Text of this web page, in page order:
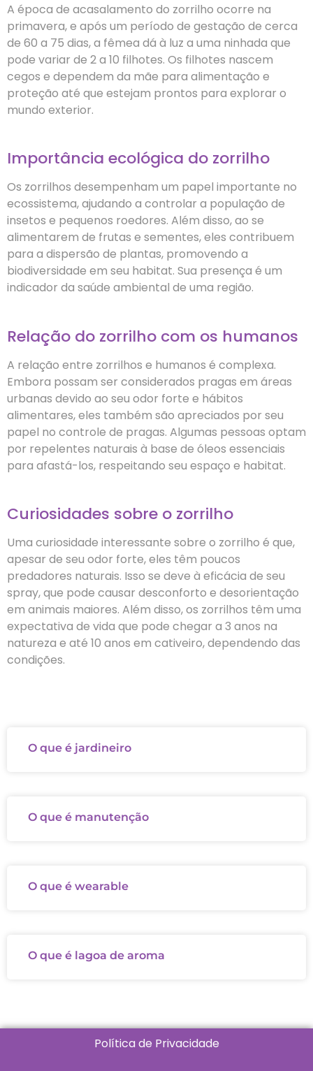
A época de acasalamento do zorrilho ocorre na
primavera, e após um período de gestação de cerca
de 60 a 75 dias, a fêmea dá à luz a uma ninhada que
pode variar de 2 a 10 filhotes. Os filhotes nascem
cegos e dependem da mãe para alimentação e
proteção até que estejam prontos para explorar o
mundo exterior.
Importância ecológica do zorrilho
Os zorrilhos desempenham um papel importante no
ecossistema, ajudando a controlar a população de
insetos e pequenos roedores. Além disso, ao se
alimentarem de frutas e sementes, eles contribuem
para a dispersão de plantas, promovendo a
biodiversidade em seu habitat. Sua presença é um
indicador da saúde ambiental de uma região.
Relação do zorrilho com os humanos
A relação entre zorrilhos e humanos é complexa.
Embora possam ser considerados pragas em áreas
urbanas devido ao seu odor forte e hábitos
alimentares, eles também são apreciados por seu
papel no controle de pragas. Algumas pessoas optam
por repelentes naturais à base de óleos essenciais
para afastá-los, respeitando seu espaço e habitat.
Curiosidades sobre o zorrilho
Uma curiosidade interessante sobre o zorrilho é que,
apesar de seu odor forte, eles têm poucos
predadores naturais. Isso se deve à eficácia de seu
spray, que pode causar desconforto e desorientação
em animais maiores. Além disso, os zorrilhos têm uma
expectativa de vida que pode chegar a 3 anos na
natureza e até 10 anos em cativeiro, dependendo das
condições.
O que é jardineiro
O que é manutenção
O que é wearable
O que é lagoa de aroma
Política de Privacidade